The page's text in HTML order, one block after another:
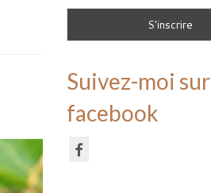
Suivez-moi sur
facebook